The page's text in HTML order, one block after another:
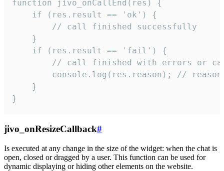
function jivo_onCallEnd(res) {
    if (res.result == 'ok') {
        // call finished successfully
    }
    if (res.result == 'fail') {
// call finished with errors or
console.log(res.reason); //
    }
}
jivo_onResizeCallback#
Is executed at any change in the size of the widget: when the chat is
open, closed or dragged by a user. This function can be used for
dynamic displaying or hiding other elements on the website.